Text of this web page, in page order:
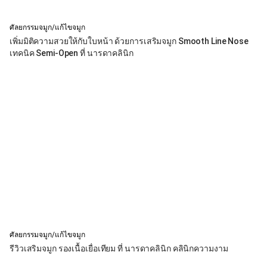
ศัลยกรรมจมูก/แก้ไขจมูก
เพิ่มมิติความสวยให้กับใบหน้า ด้วยการเสริมจมูก Smooth Line Nose
เทคนิค Semi-Open ที่ นารดาคลินิก
ศัลยกรรมจมูก/แก้ไขจมูก
รีวิวเสริมจมูก รองเนื้อเยื่อเทียม ที่ นารดาคลินิก คลินิกความงาม